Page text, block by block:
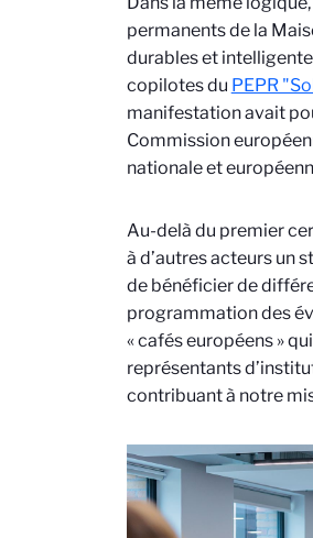
permanents de la
durables et
copilotes du PEPR
manifestation avait
Commission
nationale et
Au-delà du premier
à d’autres acteurs un
de bénéficier de
programmation des
« cafés européens »
représentants
contribuant à notre